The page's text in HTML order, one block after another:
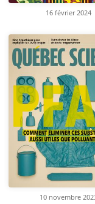
16 février 2024
10 novembre